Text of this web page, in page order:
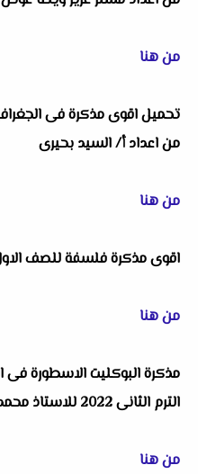
من هنا
تحميل اقوى مذكرة فى
من اعداد أ/ السيد بحيرى
من هنا
اقوى مذكرة فلسفة للصف الاول
من هنا
مذكرة البوكليت الاسطورة فى
الترم الثانى 2022 للاستاذ محمد غيضان
من هنا